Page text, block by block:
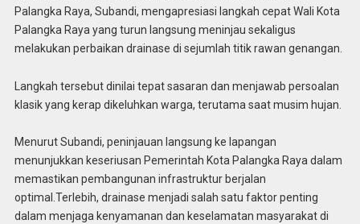
Palangka Raya, Subandi, mengapresiasi langkah cepat Wali Kota
Palangka Raya yang turun langsung meninjau sekaligus
melakukan perbaikan drainase di sejumlah titik rawan genangan.
Langkah tersebut dinilai tepat sasaran dan menjawab persoalan
klasik yang kerap dikeluhkan warga, terutama saat musim hujan.
Menurut Subandi, peninjauan langsung ke lapangan
menunjukkan keseriusan Pemerintah Kota Palangka Raya dalam
memastikan pembangunan infrastruktur berjalan
optimal.Terlebih, drainase menjadi salah satu faktor penting
dalam menjaga kenyamanan dan keselamatan masyarakat di